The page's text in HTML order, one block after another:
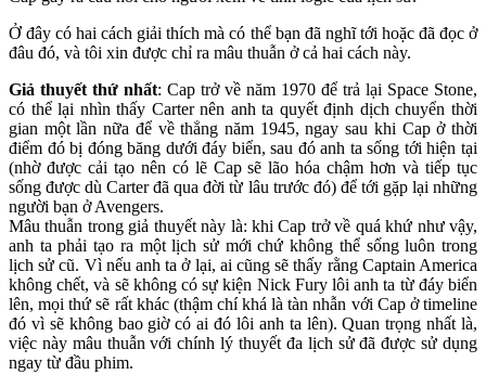
Ở đây có hai cách giải thích mà có thể bạn đã nghĩ tới hoặc đã đọc ở
đâu đó, và tôi xin được chỉ ra mâu thuẫn ở cả hai cách này.
Giả thuyết thứ nhất: Cap trở về năm 1970 để trả lại Space Stone,
có thể lại nhìn thấy Carter nên anh ta quyết định dịch chuyển thời
gian một lần nữa để về thẳng năm 1945, ngay sau khi Cap ở thời
điểm đó bị đóng băng dưới đáy biển, sau đó anh ta sống tới hiện tại
(nhờ được cải tạo nên có lẽ Cap sẽ lão hóa chậm hơn và tiếp tục
sống được dù Carter đã qua đời từ lâu trước đó) để tới gặp lại những
người bạn ở Avengers.
Mâu thuẫn trong giả thuyết này là: khi Cap trở về quá khứ như vậy,
anh ta phải tạo ra một lịch sử mới chứ không thể sống luôn trong
lịch sử cũ. Vì nếu anh ta ở lại, ai cũng sẽ thấy rằng Captain America
không chết, và sẽ không có sự kiện Nick Fury lôi anh ta từ đáy biển
lên, mọi thứ sẽ rất khác (thậm chí khá là tàn nhẫn với Cap ở timeline
đó vì sẽ không bao giờ có ai đó lôi anh ta lên). Quan trọng nhất là,
việc này mâu thuẫn với chính lý thuyết đa lịch sử đã được sử dụng
ngay từ đầu phim.